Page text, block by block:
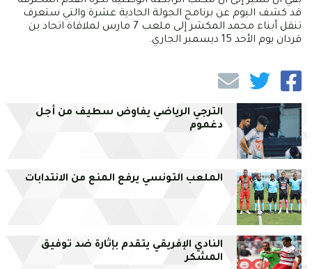
قد كشف اليوم عن برنامج الجولة الحادية عشرة والتي ستعرف
تنقل أبناء محمد المكشر إلى ملعب 7 مارس لملاقاة اتحاد بن
قردان يوم الأحد 15 ديسمبر الجاري.
الترجي الرياضي يفاوض سطيف من أجل
دغموم
الملعب التونسي يرفع المنع من الانتدابات
النادي الإفريقي يتقدم بإثارة ضد توفيق
المشكر